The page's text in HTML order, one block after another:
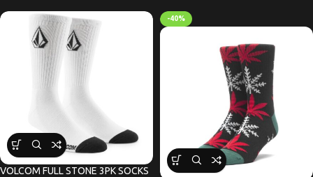
VOLCOM FULL STONE 3PK SOCKS
-40%